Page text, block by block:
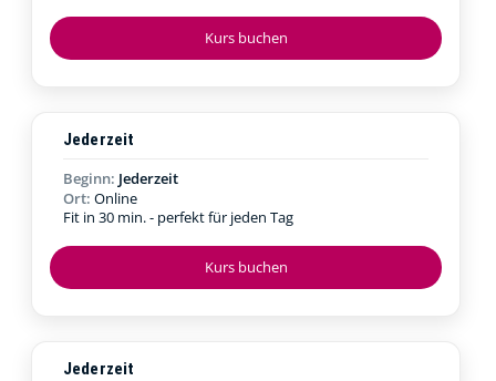
Kurs buchen
Kurs buchen
Jederzeit
Beginn: Jederzeit
Ort: Online
Fit in 30 min. - perfekt für jeden Tag
Jederzeit